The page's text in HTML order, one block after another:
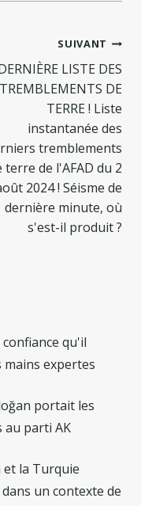
SUIVANT
LISTE DES
TREMBLEMENTS DE
TERRE ! Liste
instantanée des
tremblements
terre de l'AFAD du 2
2024 ! Séisme de
dernière minute, où
s'est-il produit ?
qu'il
expertes
portait les
au parti AK
et la Turquie
un contexte de